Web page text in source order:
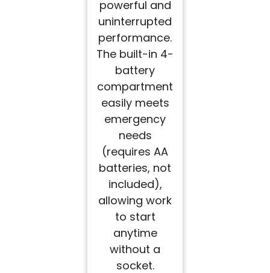
powerful and
uninterrupted
performance.
The built-in 4-
battery
compartment
easily meets
emergency
needs
(requires AA
batteries, not
included),
allowing work
to start
anytime
without a
socket.